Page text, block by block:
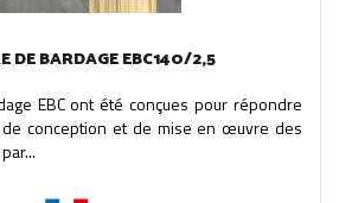
DE BARDAGE EBC140/2,5
EBC ont été conçues pour répondre
de conception et de mise en œuvre des